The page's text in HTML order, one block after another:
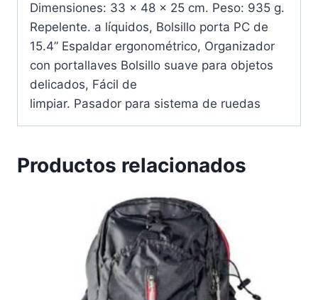
Dimensiones: 33 x 48 x 25 cm. Peso: 935 g.
Repelente. a líquidos, Bolsillo porta PC de
15.4” Espaldar ergonométrico, Organizador
con portallaves Bolsillo suave para objetos
delicados, Fácil de
limpiar. Pasador para sistema de ruedas
Productos relacionados